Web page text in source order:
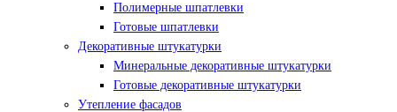
Полимерные шпатлевки
Готовые шпатлевки
Декоративные штукатурки
Минеральные декоративные штукатурки
Готовые декоративные штукатурки
Утепление фасадов